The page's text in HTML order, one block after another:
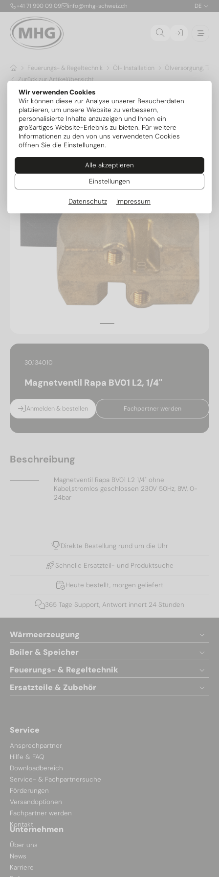
Wir verwenden Cookies
Wir können diese zur Analyse unserer Besucherdaten
platzieren, um unsere Website zu verbessern,
personalisierte Inhalte anzuzeigen und Ihnen ein
großartiges Website-Erlebnis zu bieten. Für weitere
Informationen zu den von uns verwendeten Cookies
öffnen Sie die Einstellungen.
Alle akzeptieren
Einstellungen
Datenschutz Impressum
+41 71 990 09 09 info@mhg-schweiz.ch DE
Feuerungs- & Regeltechnik Öl- Installation
Ölversorgung,
Zurück zur Artikelübersicht
30.134010
Magnetventil Rapa BV01 L2, 1/4"
Anmelden & bestellen Fachpartner werden
Beschreibung
Magnetventil Rapa BV01 L2 1/4" ohne
Kabel,stromlos geschlossen 230V 50Hz, 8W, 0-
24bar
Direkte Bestellung rund um die Uhr
Schnelle Ersatzteil- und Produktsuche
Heute bestellt, morgen geliefert
365 Tage Support, Antwort innert 24 Stunden
Wärmeerzeugung
Boiler & Speicher
Feuerungs- & Regeltechnik
Ersatzteile & Zubehör
Service
Ansprechpartner
Hilfe & FAQ
Downloadbereich
Service- & Fachpartnersuche
Förderungen
Versandoptionen
Fachpartner werden
Kontakt
Unternehmen
Über uns
News
Karriere